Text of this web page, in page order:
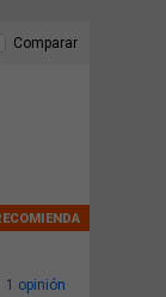
1 opinión
Comparar